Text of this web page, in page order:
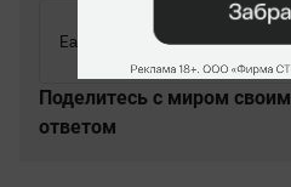
Earthshaker
Поделитесь c миром своим
ответом